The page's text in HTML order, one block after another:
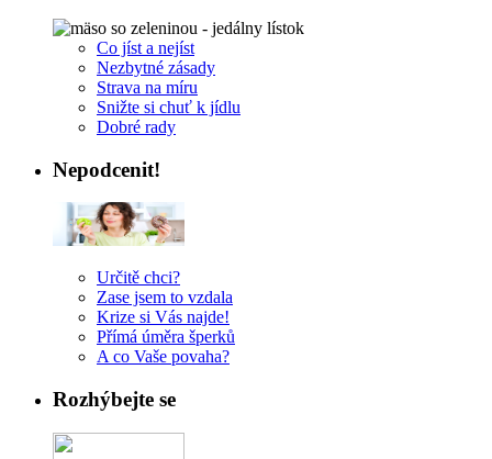
Co jíst a nejíst
Nezbytné zásady
Strava na míru
Snižte si chuť k jídlu
Dobré rady
Nepodcenit!
Určitě chci?
Zase jsem to vzdala
Krize si Vás najde!
Přímá úměra šperků
A co Vaše povaha?
Rozhýbejte se